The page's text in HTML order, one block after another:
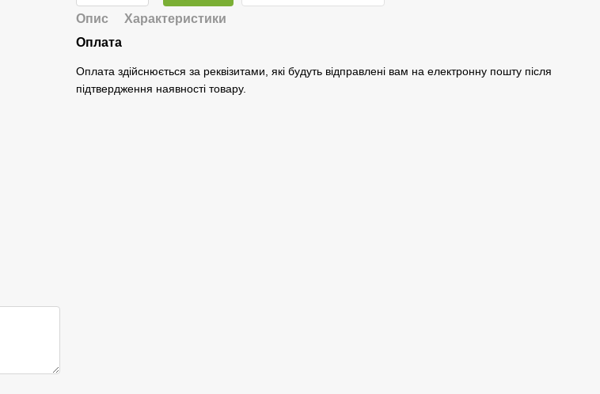
Опис
Характеристики
Оплата
Оплата здійснюється за реквізитами, які будуть відправлені вам на електронну пошту після
підтвердження наявності товару.